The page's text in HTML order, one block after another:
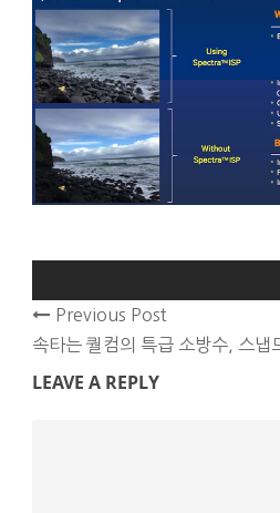
Previous Post
속타는 퀄컴의 특급 소방수, 스냅
LEAVE A REPLY